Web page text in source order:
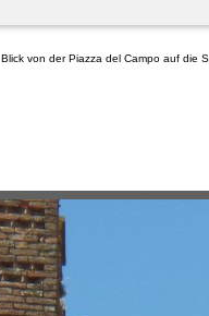
Blick von der Piazza del Campo auf die